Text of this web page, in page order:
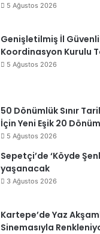
5 Ağustos 2026
Genişletilmiş İl
Koordinasyon Kurulu
5 Ağustos 2026
50 Dönümlük Sınır
İçin Yeni Eşik 20 Dönüm
5 Ağustos 2026
Sepetçi’de ‘Köyde
yaşanacak
3 Ağustos 2026
Kartepe’de Yaz
Sinemasıyla